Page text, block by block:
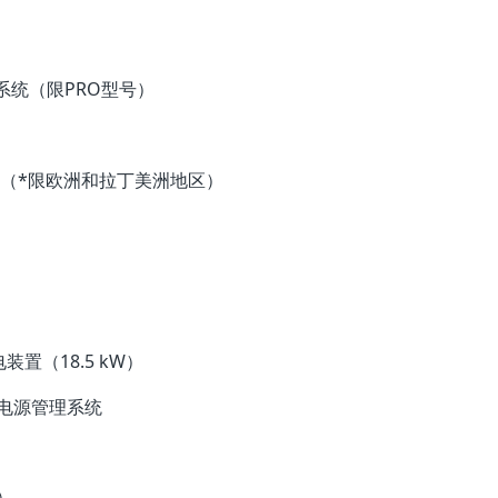
（限PRO型号）
限欧洲和拉丁美洲地区）
置（18.5 kW）
源管理系统